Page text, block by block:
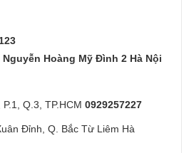
Nguyễn Hoàng Mỹ Đình 2 Hà Nội
Q.3, TP.HCM 0929257227
Đỉnh, Q. Bắc Từ Liêm Hà